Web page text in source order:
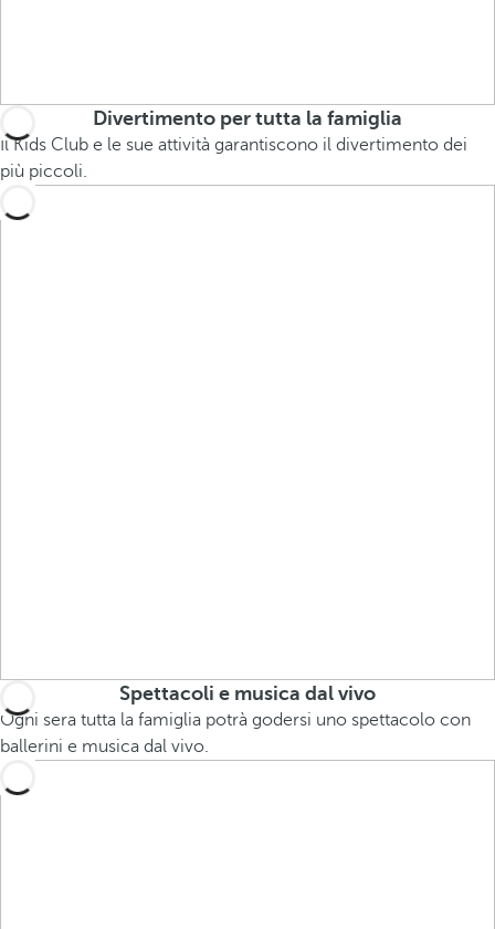
Divertimento per tutta la famiglia
Il Kids Club e le sue attività garantiscono il divertimento dei
più piccoli.
Spettacoli e musica dal vivo
Ogni sera tutta la famiglia potrà godersi uno spettacolo con
ballerini e musica dal vivo.